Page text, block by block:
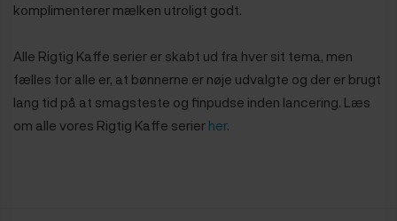
komplimenterer mælken utroligt godt.
Alle Rigtig Kaffe serier er skabt ud fra hver sit tema, men
fælles for alle er, at bønnerne er nøje udvalgte og der er brugt
lang tid på at smagsteste og finpudse inden lancering. Læs
om alle vores Rigtig Kaffe serier her.